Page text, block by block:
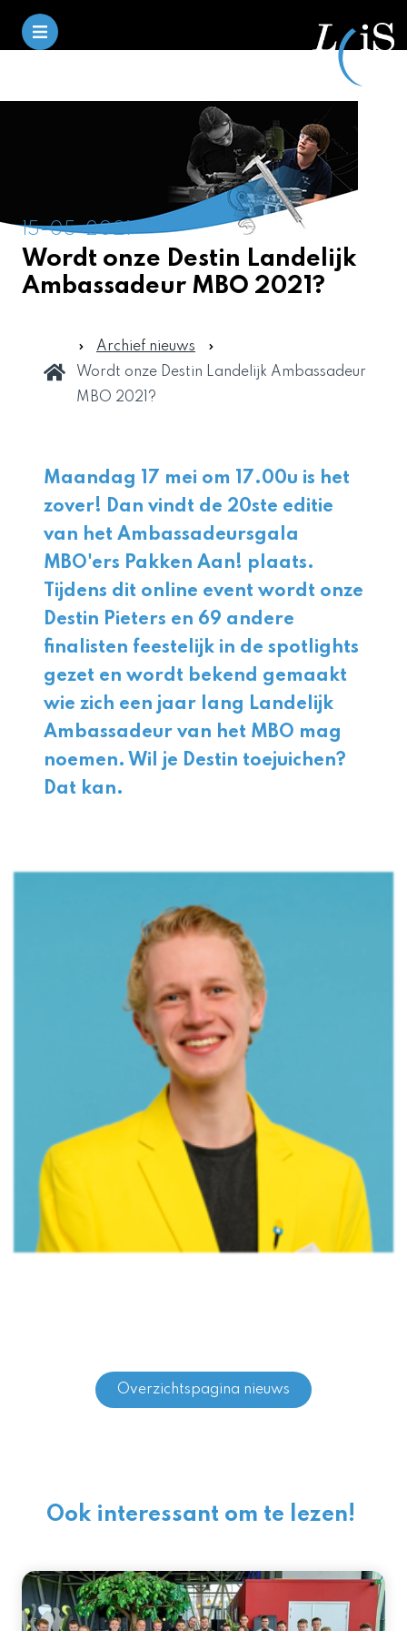
15-05-2021
Wordt onze Destin Landelijk
Ambassadeur MBO 2021?
Archief nieuws
Wordt onze Destin Landelijk Ambassadeur
MBO 2021?
Maandag 17 mei om 17.00u is het
zover! Dan vindt de 20ste editie
van het Ambassadeursgala
MBO'ers Pakken Aan! plaats.
Tijdens dit online event wordt onze
Destin Pieters en 69 andere
finalisten feestelijk in de spotlights
gezet en wordt bekend gemaakt
wie zich een jaar lang Landelijk
Ambassadeur van het MBO mag
noemen. Wil je Destin toejuichen?
Dat kan.
Overzichtspagina nieuws
Ook interessant om te lezen!